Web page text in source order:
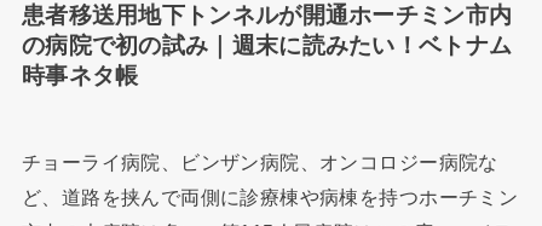
患者移送用地下トンネルが開通ホーチミン市内
の病院で初の試み｜週末に読みたい！ベトナム
時事ネタ帳
チョーライ病院、ビンザン病院、オンコロジー病院な
ど、道路を挟んで両側に診療棟や病棟を持つホーチミン